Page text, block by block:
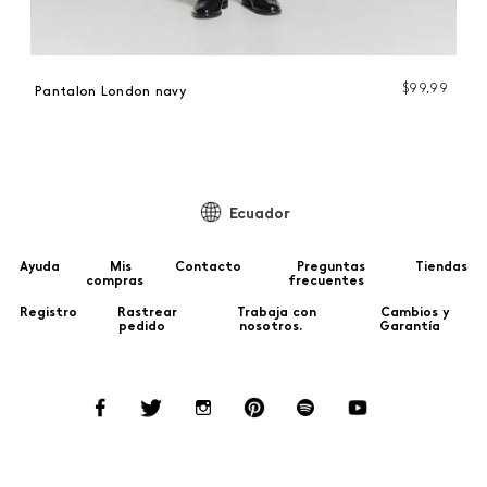
Pantalon London navy $99,99
Ecuador
Ayuda
Mis
compras
Contacto
Preguntas
frecuentes
Tiendas
Registro
Rastrear
pedido
Trabaja con
nosotros.
Cambios y
Garantía